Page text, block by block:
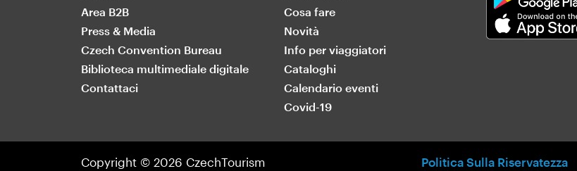
Area B2B
Press & Media
Czech Convention Bureau
Biblioteca multimediale digitale
Contattaci
Cosa fare
Novità
Info per viaggiatori
Cataloghi
Calendario eventi
Covid-19
Copyright © 2026 CzechTourism Politica Sulla Riservatezza